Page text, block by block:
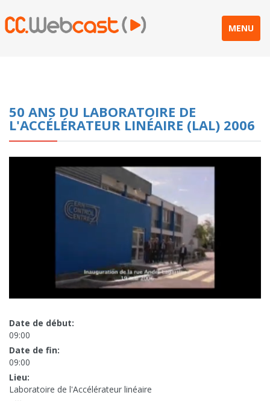
MENU
50 ANS DU LABORATOIRE DE
L'ACCÉLÉRATEUR LINÉAIRE (LAL) 2006
Date de début:
09:00
Date de fin:
09:00
Lieu:
Laboratoire de l'Accélérateur linéaire